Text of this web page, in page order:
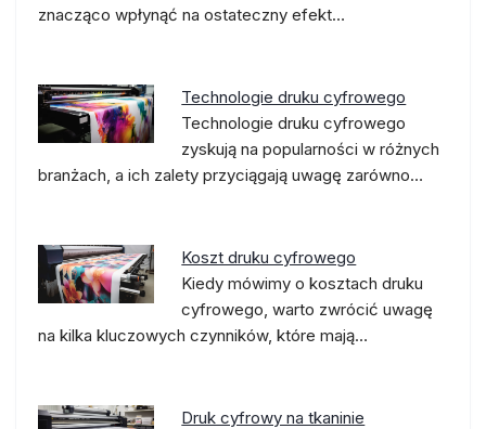
znacząco wpłynąć na ostateczny efekt…
Technologie druku cyfrowego
Technologie druku cyfrowego
zyskują na popularności w różnych
branżach, a ich zalety przyciągają uwagę zarówno…
Koszt druku cyfrowego
Kiedy mówimy o kosztach druku
cyfrowego, warto zwrócić uwagę
na kilka kluczowych czynników, które mają…
Druk cyfrowy na tkaninie